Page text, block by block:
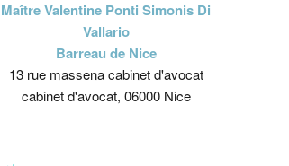
Maître Valentine Ponti Simonis Di
Vallario
Barreau de Nice
13 rue massena cabinet d'avocat
cabinet d'avocat, 06000 Nice